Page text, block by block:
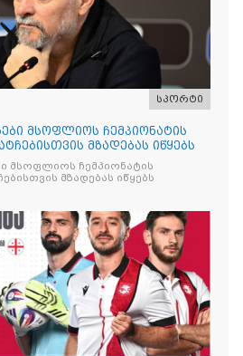
სპორტი
მსოფლიოს ჩემპიონატის
მზადებას იწყებს
მსოფლიოს ჩემპიონატის
მზადებას იწყებს